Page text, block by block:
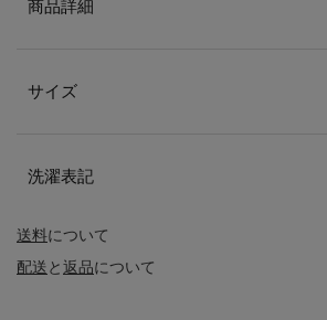
送料について
配送と返品について
商品詳細
サイズ
洗濯表記